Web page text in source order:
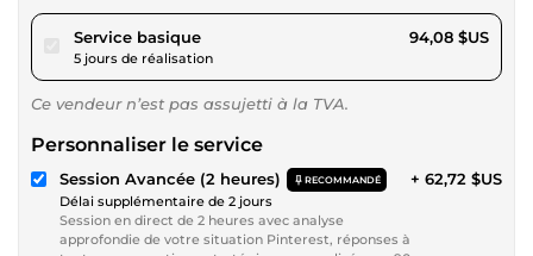
Service basiquepour 86,71 $US
5 jours de réalisation
94,08 $US
Ce vendeur n’est pas assujetti à la TVA.
Personnaliser le service
Session Avancée (2 heures) RECOMMANDÉ
Délai supplémentaire de 2 jours
Session en direct de 2 heures avec analyse
approfondie de votre situation Pinterest, réponses à
+ 62,72 $US